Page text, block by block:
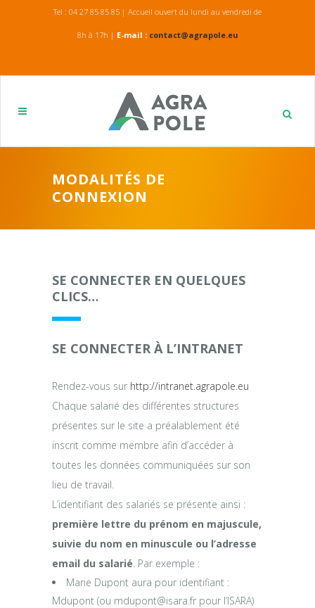
Tel : 04 27 85 85 85 | Accueil ouvert du lundi au vendredi de
8h à 17h | E-mail : contact@agrapole.eu
MODALITÉS DE
CONNEXION
SE CONNECTER EN QUELQUES
CLICS…
SE CONNECTER À L’INTRANET
Rendez-vous sur http://intranet.agrapole.eu
Chaque salarié des différentes structures
présentes sur le site a préalablement été
inscrit comme membre afin d’accéder à
toutes les données communiquées sur son
lieu de travail.
L’identifiant des salariés se présente ainsi :
première lettre du prénom en majuscule,
suivie du nom en minuscule ou l’adresse
email du salarié . Par exemple :
Marie Dupont aura pour identifiant :
Mdupont (ou mdupont@isara.fr pour l’ISARA)